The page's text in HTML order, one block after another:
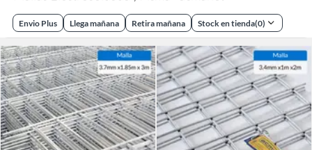
Envio Plus Llega mañana Retira mañana Stock en tienda(0)